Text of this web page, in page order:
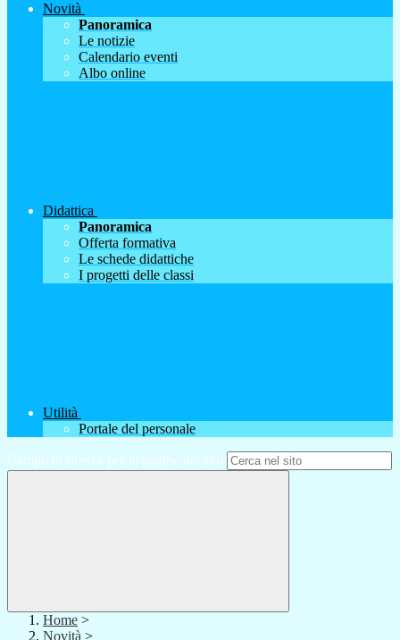
Novità
Panoramica
Le notizie
Calendario eventi
Albo online
Didattica
Panoramica
Offerta formativa
Le schede didattiche
I progetti delle classi
Utilità
Portale del personale
Campo di ricerca per le pagine del sito
Home >
Novità >